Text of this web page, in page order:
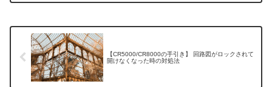
【CR5000/CR8000の手引き】 回路図がロックされて
開けなくなった時の対処法